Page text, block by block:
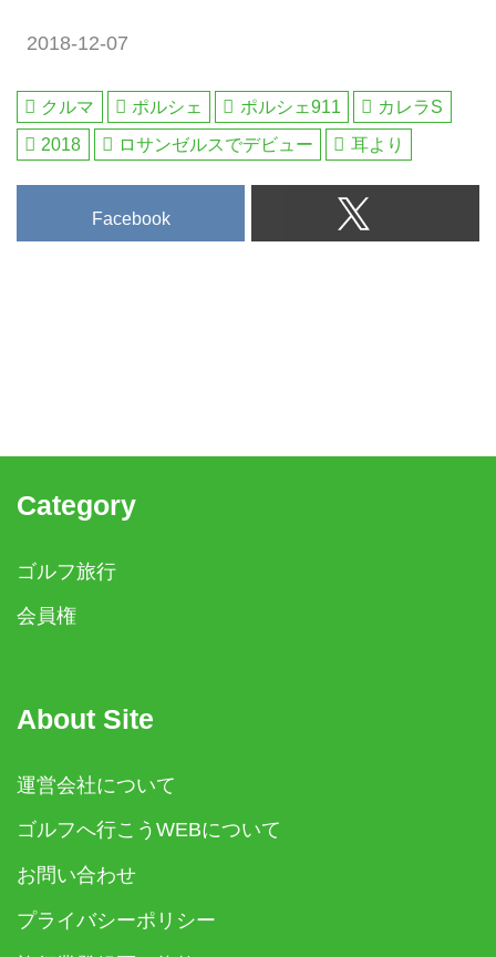
2018-12-07
クルマ ポルシェ ポルシェ911
カレラS
2018
ロサンゼルスでデビュー 耳より
Facebook
Category
ゴルフ旅行
会員権
About Site
運営会社について
ゴルフへ行こうWEBについて
お問い合わせ
プライバシーポリシー